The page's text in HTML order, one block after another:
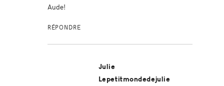
Aude!
RÉPONDRE
Julie
Lepetitmondedejulie